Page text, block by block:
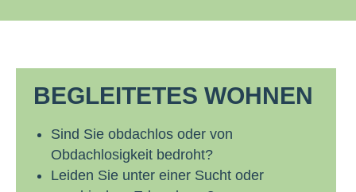
BEGLEITETES WOHNEN
Sind Sie obdachlos oder von
Obdachlosigkeit bedroht?
Leiden Sie unter einer Sucht oder